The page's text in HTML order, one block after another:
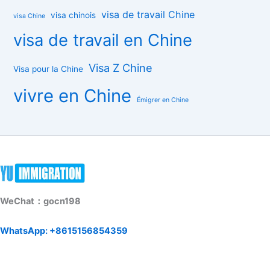
visa Chine visa chinois visa de travail Chine
visa de travail en Chine
Visa pour la Chine Visa Z Chine
vivre en Chine Émigrer en Chine
WeChat：gocn198
WhatsApp: +8615156854359